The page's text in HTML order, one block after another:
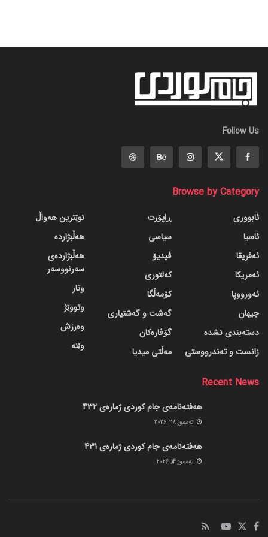
Follow Us
Browse by Category
ئابووری
ئاسیا
ئەفریقا
ئەمریکا
ئەورووپا
جیهان
دسته‌بندی نشده
زانست و تەندرووستی
ڕاپۆرت
سیاسی
ڤیدیۆ
کەلتوری
کۆمەڵگا
گه‌شت و گه‌شتیاری
گۆڤاره‌کان
مەڵتی میدیا
نوێترین هەواڵ
هەڵبژاردە
هەڵبژاردەی
سەرنووسەر
وتار
وتووێژ
وەرزش
وێنە
Recent News
هەفتەنامەی جام کوردی ژمارەی 432
ته‌مموز 28, 2026
هەفتەنامەی جام کوردی ژمارەی 431
ته‌مموز 14, 2026